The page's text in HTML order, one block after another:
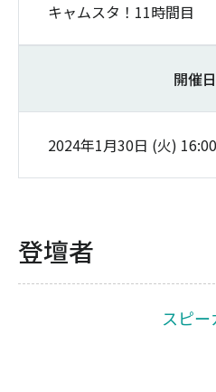
キャムスタ！11時間目
開催
2024年1月30日 (火) 16:00
登壇者
スピー